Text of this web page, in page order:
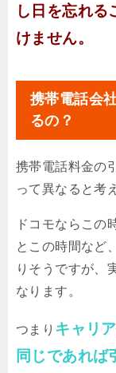
し日を忘れる
けません。
携帯電話会
るの？
携帯電話料金の
って異なると考
ドコモならこの
とこの時間など
りそうですが、
なります。
つまり キャリ
同じであれば